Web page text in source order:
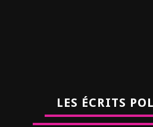
LES ÉCRITS